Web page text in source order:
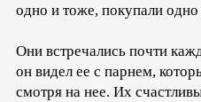
одно и тоже, покупали
Они встречались почти
он видел ее с парнем,
смотря на нее. Их